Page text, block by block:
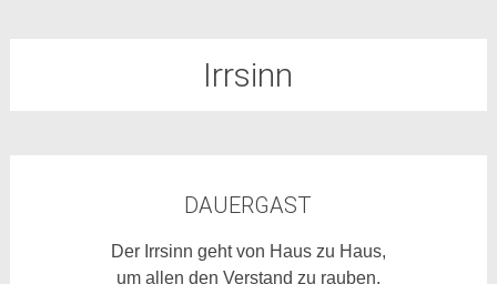
Irrsinn
DAUERGAST
Der Irrsinn geht von Haus zu Haus,
um allen den Verstand zu rauben.